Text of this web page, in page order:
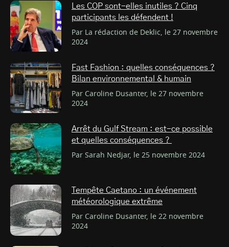
Les COP sont-elles inutiles ? Cinq
participants les défendent !
Par La rédaction de Deklic, le 27 novembre
2024
Fast Fashion : quelles conséquences ?
Bilan environnemental & humain
Par Caroline Dusanter, le 27 novembre
2024
Arrêt du Gulf Stream : est-ce possible
et quelles conséquences ?
Par Sarah Nedjar, le 25 novembre 2024
Tempête Caetano : un événement
météorologique extrême
Par Caroline Dusanter, le 22 novembre
2024